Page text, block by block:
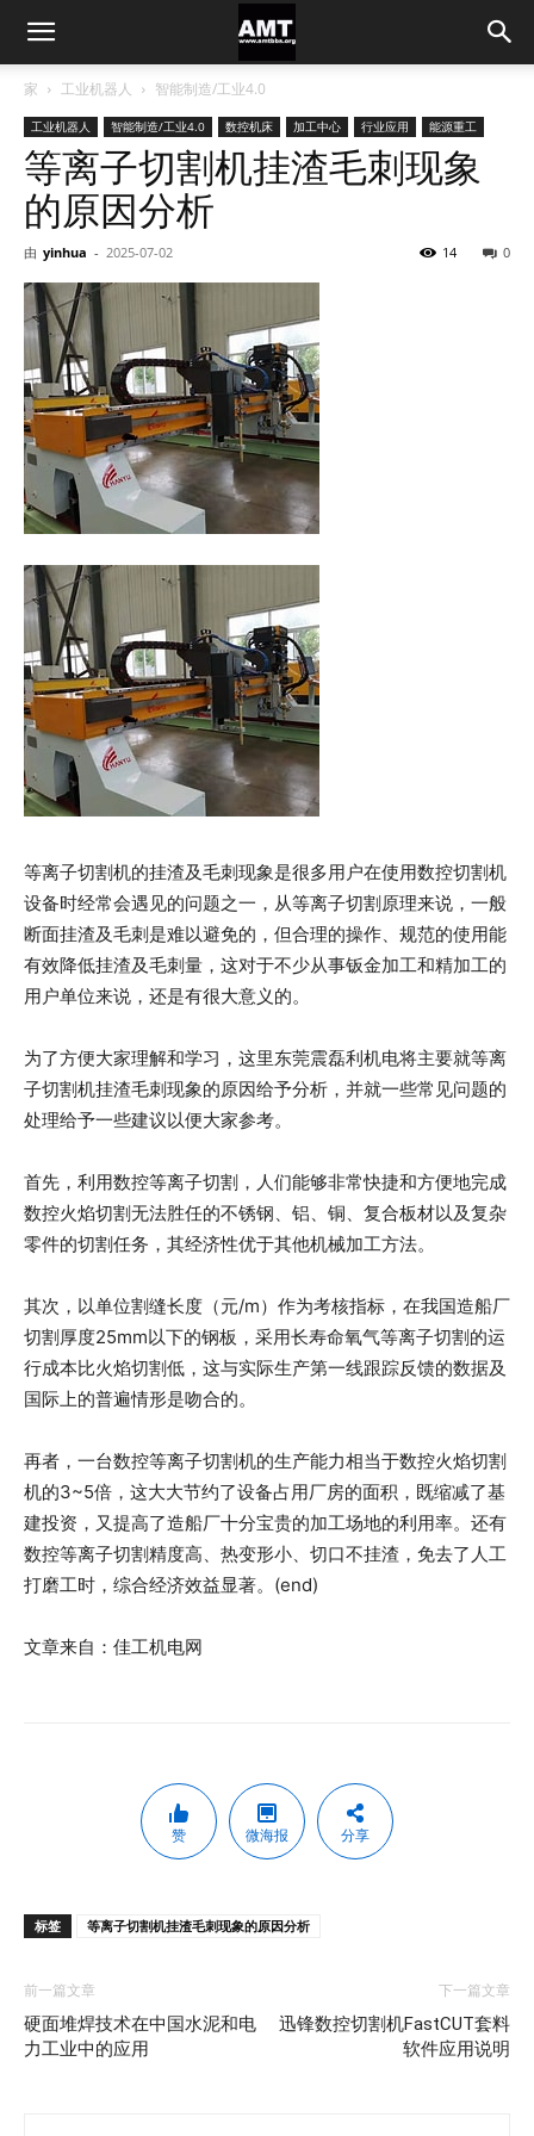
家 工业机器人 智能制造/工业4.0
工业机器人 智能制造/工业4.0 数控机床 加工中心 行业应用 能源重工
等离子切割机挂渣毛刺现象
的原因分析
由 yinhua - 2025-07-02 0
14
等离子切割机的挂渣及毛刺现象是很多用户在使用数控切割机
设备时经常会遇见的问题之一，从等离子切割原理来说，一般
断面挂渣及毛刺是难以避免的，但合理的操作、规范的使用能
有效降低挂渣及毛刺量，这对于不少从事钣金加工和精加工的
用户单位来说，还是有很大意义的。
为了方便大家理解和学习，这里东莞震磊利机电将主要就等离
子切割机挂渣毛刺现象的原因给予分析，并就一些常见问题的
处理给予一些建议以便大家参考。
首先，利用数控等离子切割，人们能够非常快捷和方便地完成
数控火焰切割无法胜任的不锈钢、铝、铜、复合板材以及复杂
零件的切割任务，其经济性优于其他机械加工方法。
其次，以单位割缝长度（元/m）作为考核指标，在我国造船厂
切割厚度25mm以下的钢板，采用长寿命氧气等离子切割的运
行成本比火焰切割低，这与实际生产第一线跟踪反馈的数据及
国际上的普遍情形是吻合的。
再者，一台数控等离子切割机的生产能力相当于数控火焰切割
机的3~5倍，这大大节约了设备占用厂房的面积，既缩减了基
建投资，又提高了造船厂十分宝贵的加工场地的利用率。还有
数控等离子切割精度高、热变形小、切口不挂渣，免去了人工
打磨工时，综合经济效益显著。(end)
文章来自：佳工机电网
赞 微海报 分享
标签 等离子切割机挂渣毛刺现象的原因分析
前一篇文章
硬面堆焊技术在中国水泥和电
力工业中的应用
下一篇文章
迅锋数控切割机FastCUT套料
软件应用说明